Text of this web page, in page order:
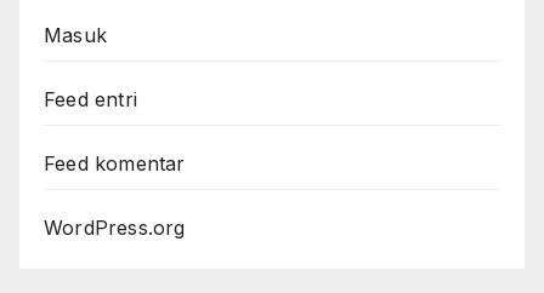
Masuk
Feed entri
Feed komentar
WordPress.org